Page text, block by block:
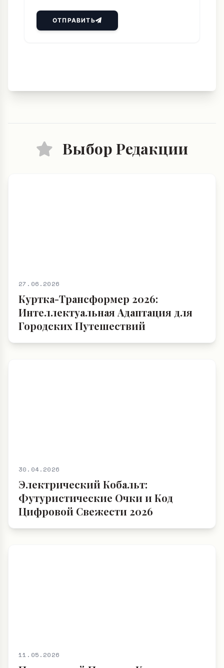
ОТПРАВИТЬ
Выбор Редакции
27.06.2026
Куртка-Трансформер 2026:
Интеллектуальная Адаптация для
Городских Путешествий
30.04.2026
Электрический Кобальт:
Футуристические Очки и Код
Цифровой Свежести 2026
11.05.2026